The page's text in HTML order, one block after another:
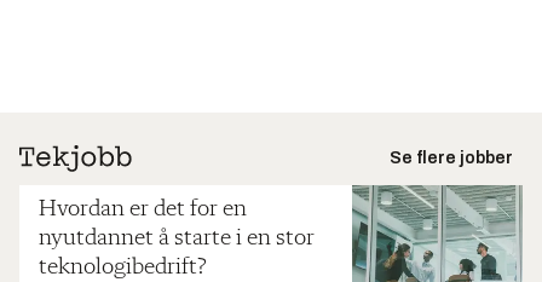
Se flere jobber
Hvordan er det for en
nyutdannet å starte i en stor
teknologibedrift?